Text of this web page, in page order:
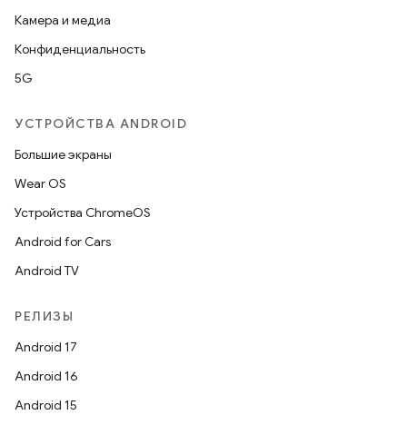
Камера и медиа
Конфиденциальность
5G
УСТРОЙСТВА ANDROID
Большие экраны
Wear OS
Устройства ChromeOS
Android for Cars
Android TV
РЕЛИЗЫ
Android 17
Android 16
Android 15